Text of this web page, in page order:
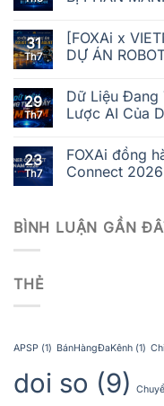
31
Th7
[FOXAi x
DỰ ÁN
29
Th7
Dữ Liệu Đang
Lược AI Của
23
Th7
FOXAi đồng
Connect 2026
BÌNH LUẬN GẦN
THẺ
APSP (1) BánHàngĐaKênh (1)
doi so (9)